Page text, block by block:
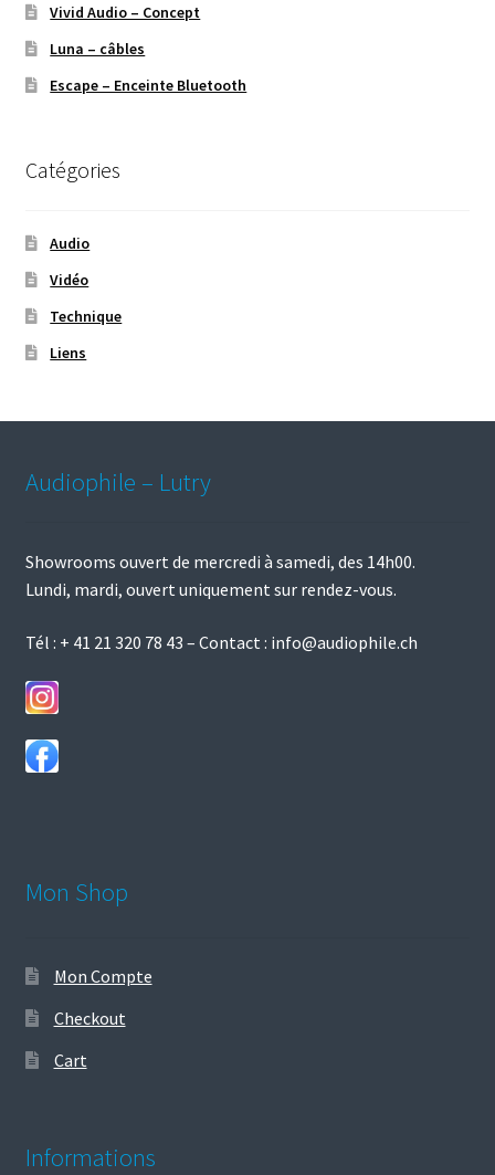
Vivid Audio – Concept
Luna – câbles
Escape – Enceinte Bluetooth
Catégories
Audio
Vidéo
Technique
Liens
Audiophile – Lutry
Showrooms ouvert de mercredi à samedi, des 14h00.
Lundi, mardi, ouvert uniquement sur rendez-vous.
Tél : + 41 21 320 78 43 – Contact : info@audiophile.ch
Mon Shop
Mon Compte
Checkout
Cart
Informations